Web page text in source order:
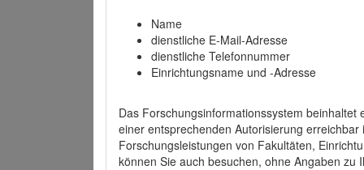
Name
dienstliche E-Mail-Adresse
dienstliche Telefonnummer
Einrichtungsname und -Adresse
Das Forschungsinformationssystem beinhaltet
einer entsprechenden Autorisierung
Forschungsleistungen von Fakultäten,
können Sie auch besuchen, ohne Angaben zu